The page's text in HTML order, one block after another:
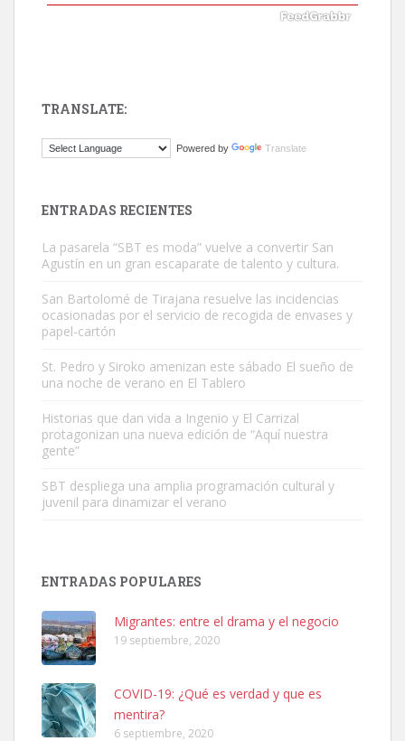
Este gato macho ha aparecido en la calle hace menos de un mes,
Adopción urgente
Busco adopción responsable para mi perra. Pastor alemán,
hembra, 4 años. Por motivos personales ...
06/07/2025 ZONA MESA Y LOPEZ. ES MUY ASUSTADIZO
Leales.org » Gran Canaria
TRANSLATE:
Powered by Translate
ENTRADAS RECIENTES
La pasarela “SBT es moda” vuelve a convertir San
Agustín en un gran escaparate de talento y cultura.
San Bartolomé de Tirajana resuelve las incidencias
ocasionadas por el servicio de recogida de envases y
papel-cartón
St. Pedro y Siroko amenizan este sábado El sueño de
una noche de verano en El Tablero
Historias que dan vida a Ingenio y El Carrizal
protagonizan una nueva edición de “Aquí nuestra
gente”
SBT despliega una amplia programación cultural y
juvenil para dinamizar el verano
ENTRADAS POPULARES
Migrantes: entre el drama y el negocio
19 septiembre, 2020
COVID-19: ¿Qué es verdad y que es
mentira?
6 septiembre, 2020